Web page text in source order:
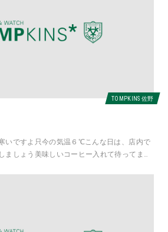
TOMPKINS 佐野
いですよ只今の気温６℃こんな日は、店内で
ましょう美味しいコーヒー入れて待ってます